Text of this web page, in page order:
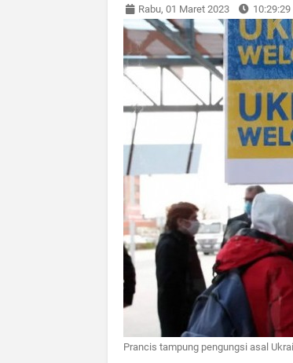
Rabu, 01 Maret 2023 10:29:29
Prancis tampung pengungsi asal